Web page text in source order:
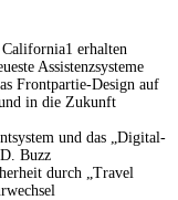
erhalten
Assistenzsysteme
Frontpartie-Design auf
in die Zukunft
und das „Digital-
Buzz
durch „Travel